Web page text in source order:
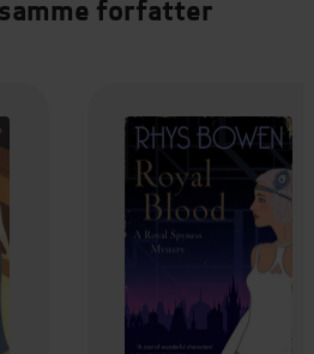
forfatter